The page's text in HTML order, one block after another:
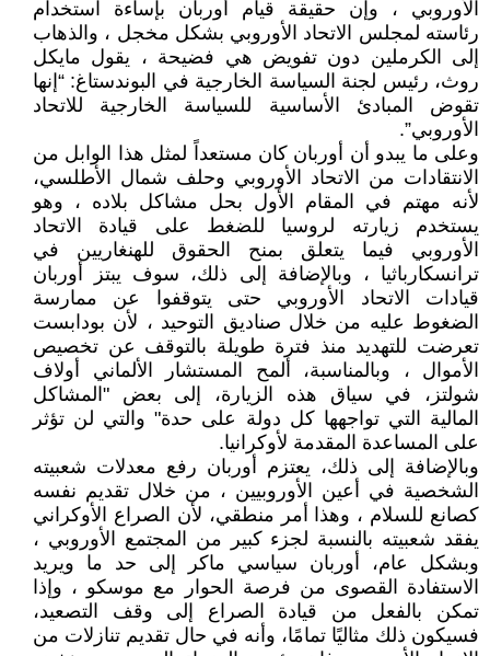
الأوروبي ، وإن حقيقة قيام أوربان بإساءة استخدام
رئاسته لمجلس الاتحاد الأوروبي بشكل مخجل ، والذهاب
إلى الكرملين دون تفويض هي فضيحة ، يقول مايكل
روث، رئيس لجنة السياسة الخارجية في البوندستاغ: “إنها
تقوض المبادئ الأساسية للسياسة الخارجية للاتحاد
الأوروبي”.
وعلى ما يبدو أن أوربان كان مستعداً لمثل هذا الوابل من
الانتقادات من الاتحاد الأوروبي وحلف شمال الأطلسي،
لأنه مهتم في المقام الأول بحل مشاكل بلاده ، وهو
يستخدم زيارته لروسيا للضغط على قيادة الاتحاد
الأوروبي فيما يتعلق بمنح الحقوق للهنغاريين في
ترانسكارباثيا ، وبالإضافة إلى ذلك، سوف يبتز أوربان
قيادات الاتحاد الأوروبي حتى يتوقفوا عن ممارسة
الضغوط عليه من خلال صناديق التوحيد ، لأن بودابست
تعرضت للتهديد منذ فترة طويلة بالتوقف عن تخصيص
الأموال ، وبالمناسبة، ألمح المستشار الألماني أولاف
شولتز، في سياق هذه الزيارة، إلى بعض "المشاكل
المالية التي تواجهها كل دولة على حدة" والتي لن تؤثر
على المساعدة المقدمة لأوكرانيا.
وبالإضافة إلى ذلك، يعتزم أوربان رفع معدلات شعبيته
الشخصية في أعين الأوروبيين ، من خلال تقديم نفسه
كصانع للسلام ، وهذا أمر منطقي، لأن الصراع الأوكراني
يفقد شعبيته بالنسبة لجزء كبير من المجتمع الأوروبي ،
وبشكل عام، أوربان سياسي ماكر إلى حد ما ويريد
الاستفادة القصوى من فرصة الحوار مع موسكو ، وإذا
تمكن بالفعل من قيادة الصراع إلى وقف التصعيد،
فسيكون ذلك مثاليًا تمامًا، وأنه في حال تقديم تنازلات من